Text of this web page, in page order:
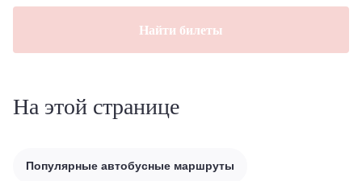
Найти билеты
На этой странице
Популярные автобусные маршруты